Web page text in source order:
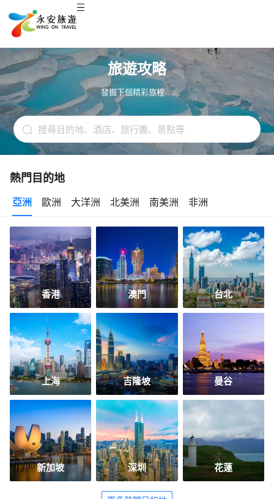
旅遊攻略
發掘下個精彩旅程. . .
熱門目的地
亞洲 歐洲 大洋洲 北美洲 南美洲 非洲
香港 澳門 台北
上海 吉隆坡 曼谷
新加坡 深圳 花蓮